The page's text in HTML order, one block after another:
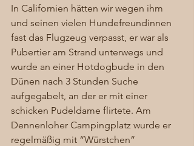
In Californien hätten wir wegen ihm
und seinen vielen Hundefreundinnen
fast das Flugzeug verpasst, er war als
Pubertier am Strand unterwegs und
wurde an einer Hotdogbude in den
Dünen nach 3 Stunden Suche
aufgegabelt, an der er mit einer
schicken Pudeldame flirtete. Am
Dennenloher Campingplatz wurde er
regelmäßig mit “Würstchen”